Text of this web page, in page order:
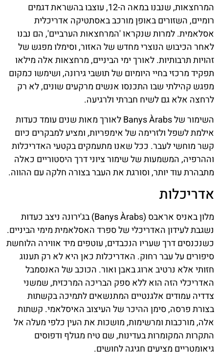
המרחצאות, שנבנו במאה ה-12, עוצבו בהשראת דגמים
רומיים, השזורים באופן מורכב באסתטיקה אדריכלית
אסלאמית. למרות שנקראו 'המרחצאות הערביים', הם נבנו
לאחר הכיבוש הנוצרי מחדש של האזור, וסימלו מפגש של
זהויות תרבותיות. לאורך ימי הביניים, מרחצאות אלה מילאו
תפקיד מרכזי בחיי היומיום של תושבי גירונה, ושימשו כמקום
מפגש קהילתי שבו התכנסו אנשים מרקעים שונים, לא רק
לרחצה אלא גם לשיח חברתי ולרגיעה.
השימור של Banys Àrabs לאורך מאות שנים עומד כעדות
אילמת לשפל ולזרימה של אימפריות, ומציע למבקרים כיום
קשר מוחשי לעבר. ככל שאנו מתעמקים בקטעי האדריכלות
וההרפיה, המשמעות של שימור ציוני דרך היסטוריים כאלה
מתבהרת עוד יותר, וסורגת את העבר בצורה חלקה עם ההווה.
אדריכלות
מלון באניס אראבס (Banys Àrabs) בג'ירונה ניצב כעדות
נשגבת לעידון האדריכלי של ספרד האסלאמית מימי הביניים.
כשנכנסים דרך שעריו הנכבדים, עוטפים מיד אווירה הלוחשת
סיפורים על עבר רחוק. האדריכלות כאן היא לא רק תענוג
חזותי אלא נרטיב ארוג באבן ואור. הכוכב של האנסמבל
האדריכלי הזה הוא ללא ספק הבריכה המרכזית, שמשני
צדדיה עמודים אלגנטיים המתנשאים לתמיכה בקשתות
בצורת פרסה, סימן ההיכר של העיצוב האיסלאמי. קשתות
אלה, מורכבות ומרשימות, מושכות את העין כלפי מעלה אל
התקרות המקומרות בעדינות, שם טיח מגולף ודפוסים
גיאומטריים מציעים חגיגה לחושים.